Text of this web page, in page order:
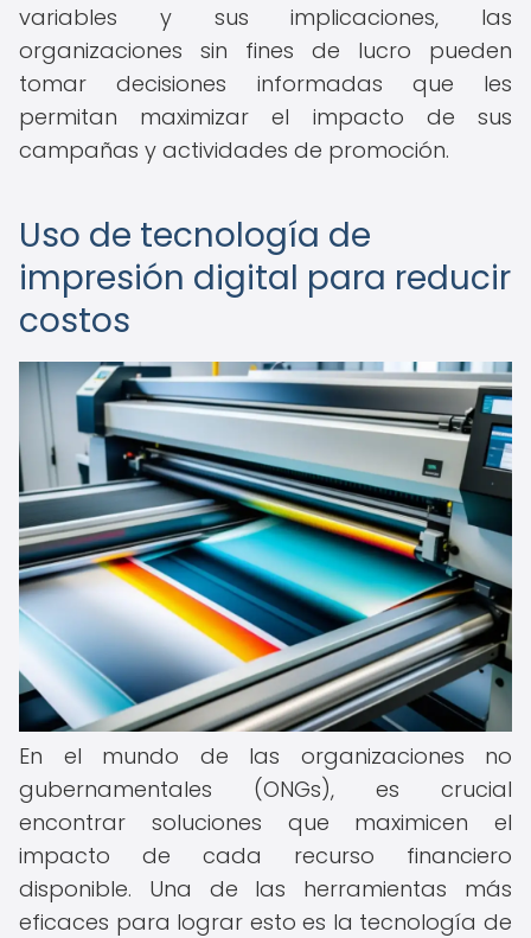
variables y sus implicaciones, las
organizaciones sin fines de lucro pueden
tomar decisiones informadas que les
permitan maximizar el impacto de sus
campañas y actividades de promoción.
Uso de tecnología de
impresión digital para reducir
costos
En el mundo de las organizaciones no
gubernamentales (ONGs), es crucial
encontrar soluciones que maximicen el
impacto de cada recurso financiero
disponible. Una de las herramientas más
eficaces para lograr esto es la tecnología de